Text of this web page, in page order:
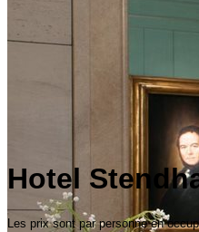
Hotel
Les prix sont par personne en